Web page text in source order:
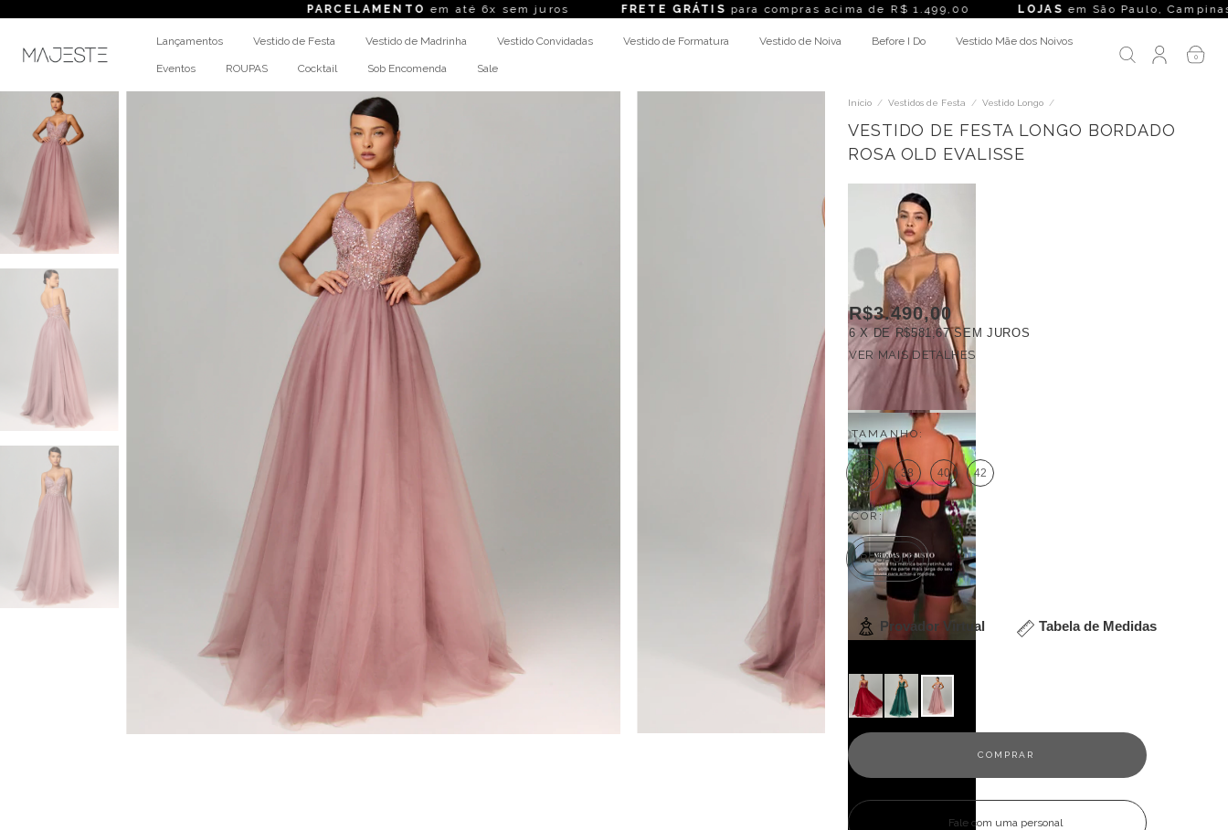
em até 6x sem juros FRETE GRÁTIS para compras acima de R$ 1.499,00LOJASem São Paulo, Campinas, Rio de Janeiro,
Lançamentos Vestido de Festa Vestido de Madrinha Vestido Convidadas Vestido de Formatura Vestido de Noiva Before I Do Vestido Mãe dos Noivos
Eventos ROUPAS Cocktail Sob Encomenda Sale
0
Início / Vestidos de Festa / Vestido Longo /
VESTIDO DE FESTA LONGO BORDADO
ROSA OLD EVALISSE
R$3.490,00
6 X DER$581,67 SEM JUROS
VER MAIS DETALHES
FRETE GRÁTIS
TAMANHO:
36 38 40 42
COR:
ROSA OLD
Provador Virtual Tabela de Medidas
Fale com uma personal